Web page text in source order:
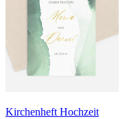
Kirchenheft Hochzeit